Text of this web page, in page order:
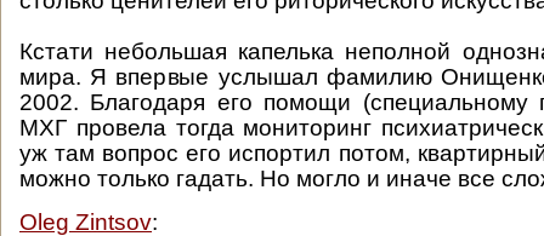
Кстати небольшая капелька неполной
мира. Я впервые услышал фамилию
2002. Благодаря его помощи (специальному
МХГ провела тогда мониторинг
уж там вопрос его испортил потом,
можно только гадать. Но могло и иначе все
Oleg Zintsov: